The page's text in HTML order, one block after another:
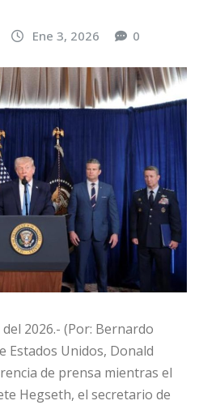
Ene 3, 2026 0
2026.- (Por: Bernardo
Estados Unidos, Donald
de prensa mientras el
Hegseth, el secretario de